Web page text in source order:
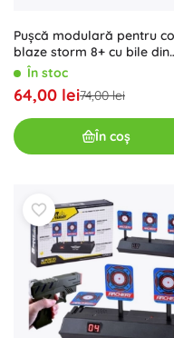
Pușcă modulară pentru
blaze storm 8+ cu bile din
spumă și accesorii
În stoc
64,00 lei74,00 lei
În coș